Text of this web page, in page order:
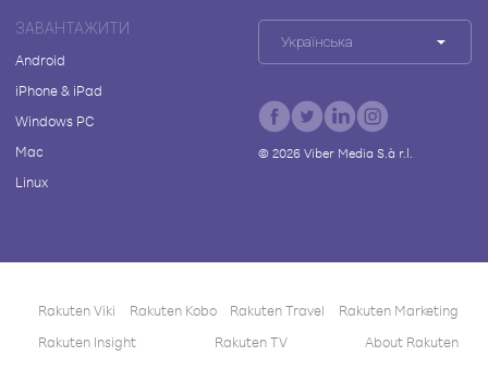
ЗАВАНТАЖИТИ
Android
iPhone & iPad
Windows PC
Mac
Linux
Українська
©2026 Viber Media S.à r.l.
Rakuten Viki Rakuten Kobo Rakuten Travel
Rakuten Marketing
Rakuten Insight
Rakuten TV About Rakuten